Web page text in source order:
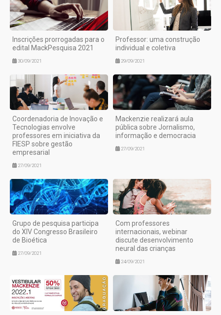
Inscrições prorrogadas para o
edital MackPesquisa 2021
30/09/2021
Professor: uma construção
individual e coletiva
29/09/2021
Coordenadoria de Inovação e
Tecnologias envolve
professores em iniciativa da
FIESP sobre gestão
empresarial
27/09/2021
Mackenzie realizará aula
pública sobre Jornalismo,
informação e democracia
27/09/2021
Grupo de pesquisa participa
do XIV Congresso Brasileiro
de Bioética
27/09/2021
Com professores
internacionais, webinar
discute desenvolvimento
neural das crianças
24/09/2021